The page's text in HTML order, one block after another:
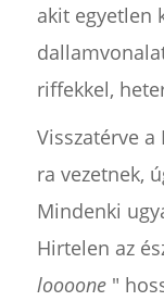
akit egyetlen
riffekkel,
Visszatérve a
ra vezetnek,
Mindenki
Hirtelen az
loooone"